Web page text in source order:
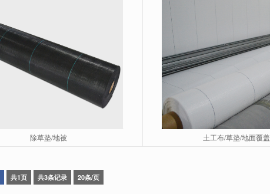
除草垫/地被 土工布/草垫/地面覆盖
共1页 共3条记录 20条/页